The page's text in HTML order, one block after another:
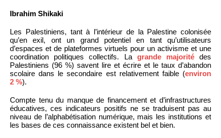
Ibrahim Shikaki
Les Palestiniens, tant à l’intérieur de la Palestine colonisée
qu’en exil, ont un grand potentiel en tant qu’utilisateurs
d’espaces et de plateformes virtuels pour un activisme et une
coordination politiques collectifs. La grande majoritédes
Palestiniens (96 %) savent lire et écrire et le taux d’abandon
scolaire dans le secondaire est relativement faible (environ
2 %).
Compte tenu du manque de financement et d’infrastructures
éducatives, ces indicateurs positifs ne se traduisent pas au
niveau de l’alphabétisation numérique, mais les institutions et
les bases de ces connaissance existent bel et bien.